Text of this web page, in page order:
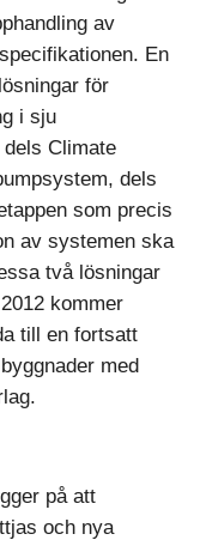
av
En
för
i sju
Climate
dels
som precis
av systemen ska
två lösningar
kommer
till en fortsatt
med
på att
och nya